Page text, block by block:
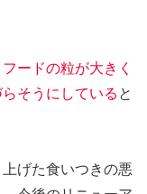
ードの粒が大きく
そうにしている と
げた食いつきの悪